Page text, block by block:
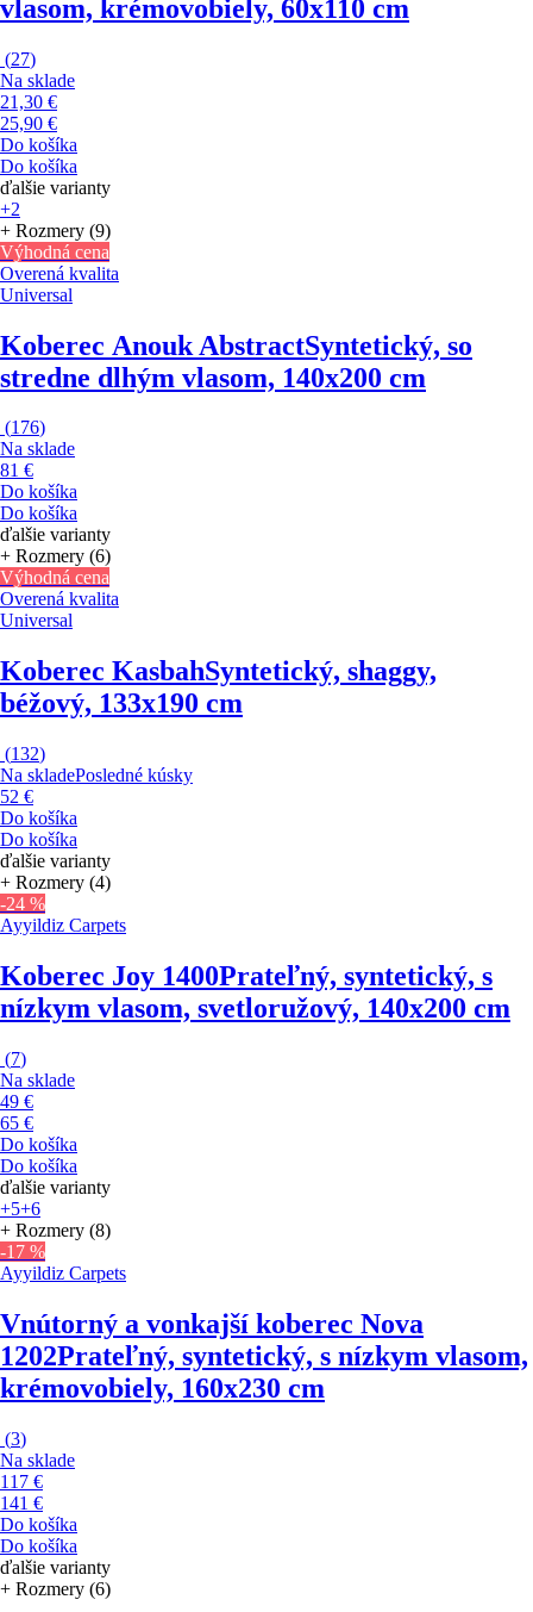
vlasom, krémovobiely, 60x110 cm
(27)
Na sklade
21,30 €
25,90 €
Do košíka
Do košíka
ďalšie varianty
+2
+ Rozmery (9)
Výhodná cena
Overená kvalita
Universal
Koberec Anouk AbstractSyntetický, so
stredne dlhým vlasom, 140x200 cm
(176)
Na sklade
81 €
Do košíka
Do košíka
ďalšie varianty
+ Rozmery (6)
Výhodná cena
Overená kvalita
Universal
Koberec KasbahSyntetický, shaggy,
béžový, 133x190 cm
(132)
Na skladePosledné kúsky
52 €
Do košíka
Do košíka
ďalšie varianty
+ Rozmery (4)
-24 %
Ayyildiz Carpets
Koberec Joy 1400Prateľný, syntetický, s
nízkym vlasom, svetloružový, 140x200 cm
(7)
Na sklade
49 €
65 €
Do košíka
Do košíka
ďalšie varianty
+5+6
+ Rozmery (8)
-17 %
Ayyildiz Carpets
Vnútorný a vonkajší koberec Nova
1202Prateľný, syntetický, s nízkym vlasom,
krémovobiely, 160x230 cm
(3)
Na sklade
117 €
141 €
Do košíka
Do košíka
ďalšie varianty
+ Rozmery (6)